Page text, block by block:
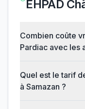
EHPAD
Combien coûte
Pardiac avec les
Quel est le tarif
à Samazan ?